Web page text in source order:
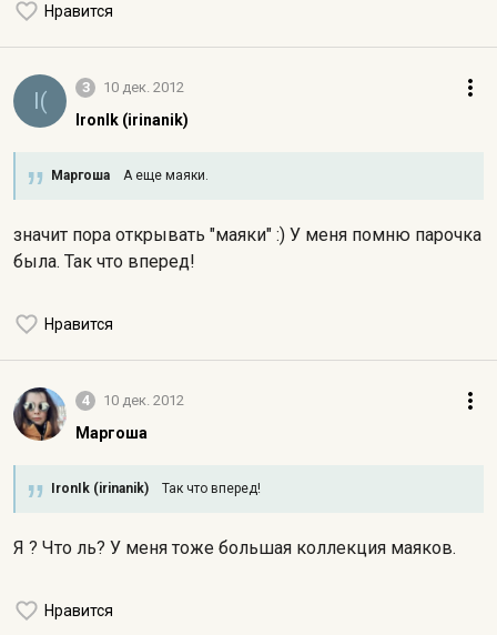
Нравится
I( 3 10 дек. 2012
IronIk (irinanik)
Маргоша А еще маяки.
значит пора открывать "маяки" :) У меня помню парочка
была. Так что вперед!
Нравится
4 10 дек. 2012
Маргоша
IronIk (irinanik) Так что вперед!
Я ? Что ль? У меня тоже большая коллекция маяков.
Нравится